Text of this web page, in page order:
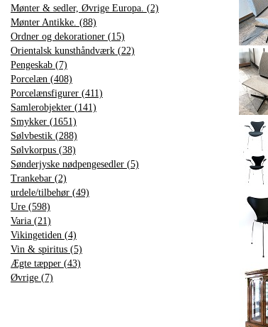
Mønter & sedler, Øvrige Europa. (2)
Mønter Antikke. (88)
Ordner og dekorationer (15)
Orientalsk kunsthåndværk (22)
Pengeskab (7)
Porcelæn (408)
Porcelænsfigurer (411)
Samlerobjekter (141)
Smykker (1651)
Sølvbestik (288)
Sølvkorpus (38)
Sønderjyske nødpengesedler (5)
Trankebar (2)
urdele/tilbehør (49)
Ure (598)
Varia (21)
Vikingetiden (4)
Vin & spiritus (5)
Ægte tæpper (43)
Øvrige (7)